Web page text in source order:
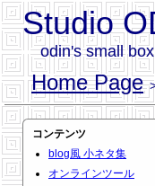
Studio
odin's small box
Home Page
コンテンツ
blog風 小ネタ集
オンラインツール